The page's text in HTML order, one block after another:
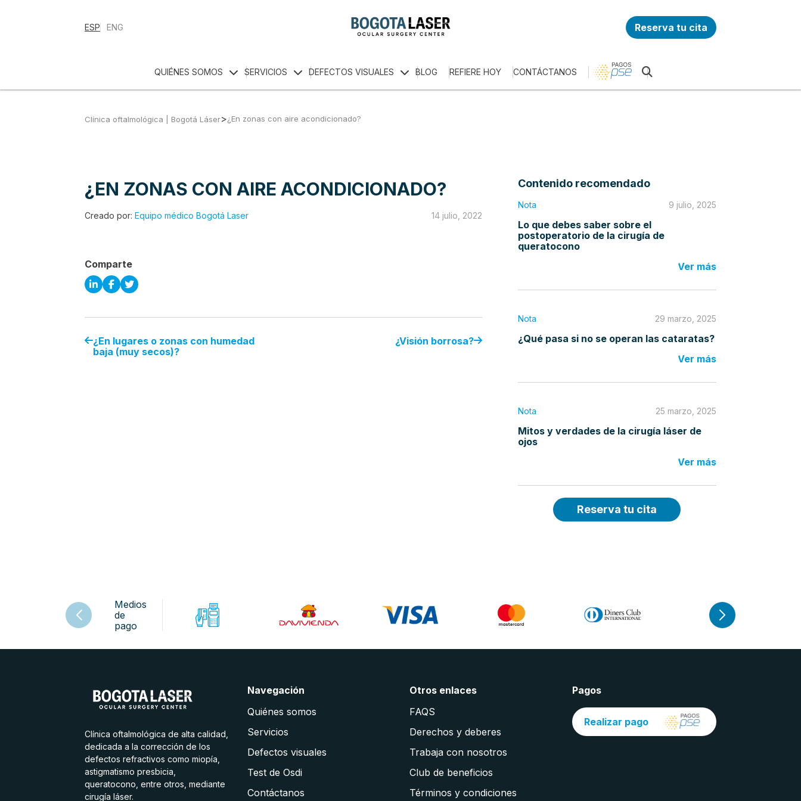
ESP ENG Reserva tu cita
QUIÉNES SOMOS SERVICIOS DEFECTOS VISUALES BLOG REFIERE HOY CONTÁCTANOS
Clínica oftalmológica | Bogotá Láser>¿En zonas con aire acondicionado?
¿EN ZONAS CON AIRE ACONDICIONADO?
Creado por: Equipo médico Bogotá Laser 14 julio, 2022
Comparte
¿En lugares o zonas con humedad
baja (muy secos)?
¿Visión borrosa?
Contenido recomendado
Nota 9 julio, 2025
Lo que debes saber sobre el
postoperatorio de la cirugía de
queratocono
Ver más
Nota 29 marzo, 2025
¿Qué pasa si no se operan las cataratas?
Ver más
Nota 25 marzo, 2025
Mitos y verdades de la cirugía láser de
ojos
Ver más
Reserva tu cita
Medios
de
pago
Clínica oftalmológica de alta calidad,
dedicada a la corrección de los
defectos refractivos como miopía,
astigmatismo presbicia,
queratocono, entre otros, mediante
cirugía láser.
Navegación
Quiénes somos
Servicios
Defectos visuales
Test de Osdi
Contáctanos
Otros enlaces
FAQS
Derechos y deberes
Trabaja con nosotros
Club de beneficios
Términos y condiciones
Pagos
Realizar pago